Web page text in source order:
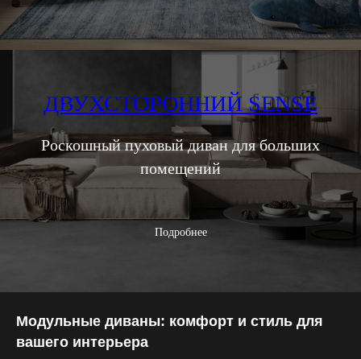
ДВУХСТОРОННИЙ SENSE
Роскошный пуховый диван для больших
помещений
Подробнее
Модульные диваны: комфорт и стиль для
вашего интерьера